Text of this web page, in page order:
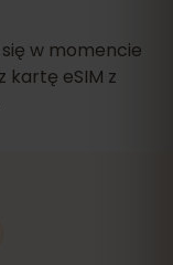
w momencie
kartę eSIM z